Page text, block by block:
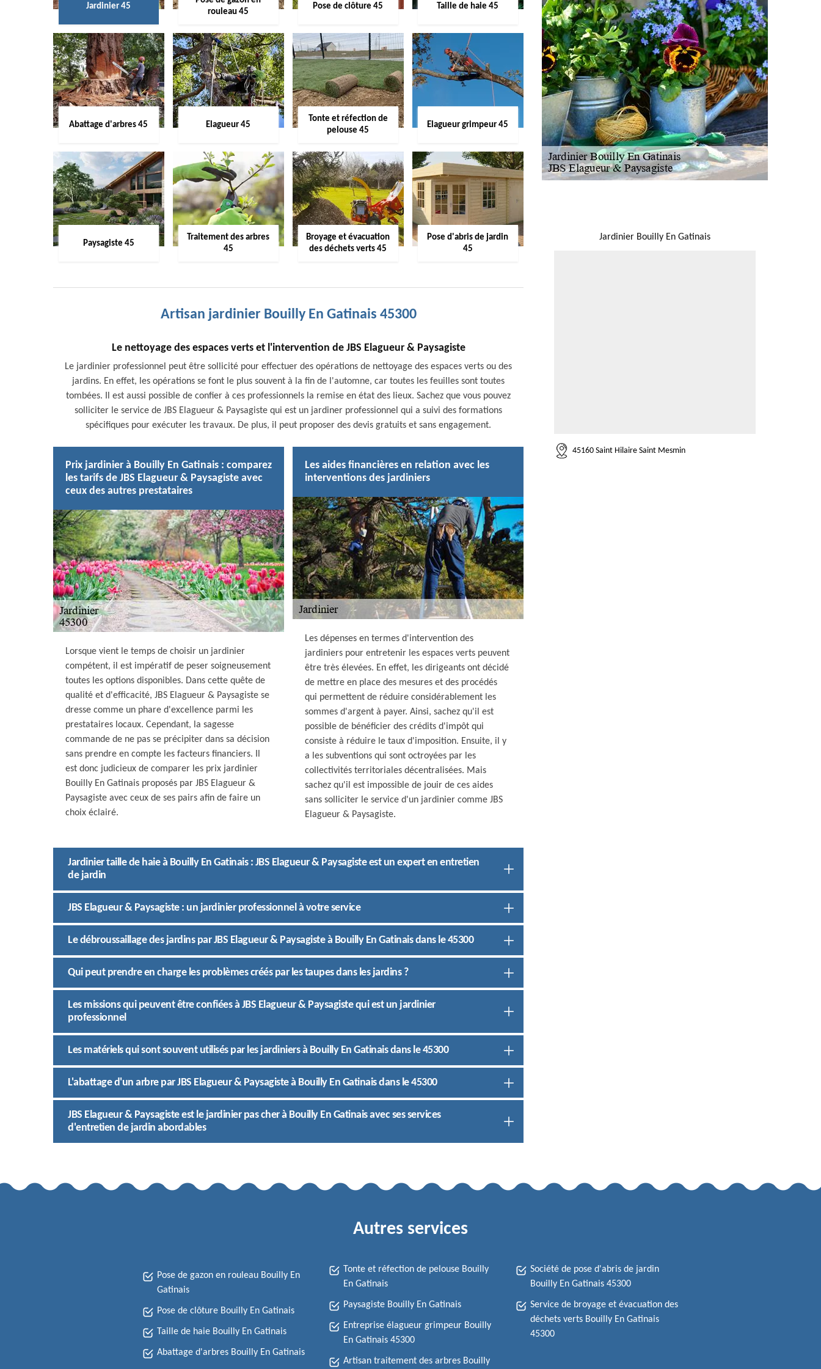
Jardinier 45
rouleau 45
Pose de clôture 45 Taille de haie 45
Abattage d'arbres 45 Elagueur 45
Tonte et réfection de
pelouse 45
Elagueur grimpeur 45
Paysagiste 45
Traitement des arbres
45
Broyage et évacuation
des déchets verts 45
Pose d'abris de jardin
45
Artisan jardinier Bouilly En Gatinais 45300
Le nettoyage des espaces verts et l'intervention de JBS Elagueur & Paysagiste
Le jardinier professionnel peut être sollicité pour effectuer des opérations de nettoyage des espaces verts ou des
jardins. En effet, les opérations se font le plus souvent à la fin de l'automne, car toutes les feuilles sont toutes
tombées. Il est aussi possible de confier à ces professionnels la remise en état des lieux. Sachez que vous pouvez
solliciter le service de JBS Elagueur & Paysagiste qui est un jardiner professionnel qui a suivi des formations
spécifiques pour exécuter les travaux. De plus, il peut proposer des devis gratuits et sans engagement.
Prix jardinier à Bouilly En Gatinais : comparez
les tarifs de JBS Elagueur & Paysagiste avec
ceux des autres prestataires
Lorsque vient le temps de choisir un jardinier
compétent, il est impératif de peser soigneusement
toutes les options disponibles. Dans cette quête de
qualité et d'efficacité, JBS Elagueur & Paysagiste se
dresse comme un phare d'excellence parmi les
prestataires locaux. Cependant, la sagesse
commande de ne pas se précipiter dans sa décision
sans prendre en compte les facteurs financiers. Il
est donc judicieux de comparer les prix jardinier
Bouilly En Gatinais proposés par JBS Elagueur &
Paysagiste avec ceux de ses pairs afin de faire un
choix éclairé.
Les aides financières en relation avec les
interventions des jardiniers
Les dépenses en termes d'intervention des
jardiniers pour entretenir les espaces verts peuvent
être très élevées. En effet, les dirigeants ont décidé
de mettre en place des mesures et des procédés
qui permettent de réduire considérablement les
sommes d'argent à payer. Ainsi, sachez qu'il est
possible de bénéficier des crédits d'impôt qui
consiste à réduire le taux d'imposition. Ensuite, il y
a les subventions qui sont octroyées par les
collectivités territoriales décentralisées. Mais
sachez qu'il est impossible de jouir de ces aides
sans solliciter le service d'un jardinier comme JBS
Elagueur & Paysagiste.
Jardinier taille de haie à Bouilly En Gatinais : JBS Elagueur & Paysagiste est un expert en entretien
de jardin
JBS Elagueur & Paysagiste : un jardinier professionnel à votre service
Le débroussaillage des jardins par JBS Elagueur & Paysagiste à Bouilly En Gatinais dans le 45300
Qui peut prendre en charge les problèmes créés par les taupes dans les jardins ?
Les missions qui peuvent être confiées à JBS Elagueur & Paysagiste qui est un jardinier
professionnel
Les matériels qui sont souvent utilisés par les jardiniers à Bouilly En Gatinais dans le 45300
L'abattage d'un arbre par JBS Elagueur & Paysagiste à Bouilly En Gatinais dans le 45300
JBS Elagueur & Paysagiste est le jardinier pas cher à Bouilly En Gatinais avec ses services
d'entretien de jardin abordables
Jardinier Bouilly En Gatinais
45160 Saint Hilaire Saint Mesmin
Autres services
Pose de gazon en rouleau Bouilly En
Gatinais
Pose de clôture Bouilly En Gatinais
Taille de haie Bouilly En Gatinais
Abattage d'arbres Bouilly En Gatinais
Tonte et réfection de pelouse Bouilly
En Gatinais
Paysagiste Bouilly En Gatinais
Entreprise élagueur grimpeur Bouilly
En Gatinais 45300
Artisan traitement des arbres Bouilly
Société de pose d'abris de jardin
Bouilly En Gatinais 45300
Service de broyage et évacuation des
déchets verts Bouilly En Gatinais
45300